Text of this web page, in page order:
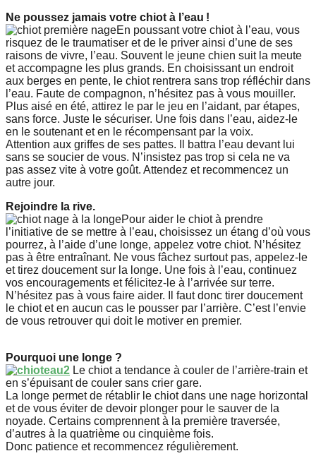
Ne poussez jamais votre chiot à l’eau !
En poussant votre chiot à l’eau, vous
risquez de le traumatiser et de le priver ainsi d’une de ses
raisons de vivre, l’eau. Souvent le jeune chien suit la meute
et accompagne les plus grands. En choisissant un endroit
aux berges en pente, le chiot rentrera sans trop réfléchir dans
l’eau. Faute de compagnon, n’hésitez pas à vous mouiller.
Plus aisé en été, attirez le par le jeu en l’aidant, par étapes,
sans force. Juste le sécuriser. Une fois dans l’eau, aidez-le
en le soutenant et en le récompensant par la voix.
Attention aux griffes de ses pattes. Il battra l’eau devant lui
sans se soucier de vous. N’insistez pas trop si cela ne va
pas assez vite à votre goût. Attendez et recommencez un
autre jour.
Rejoindre la rive.
Pour aider le chiot à prendre
l’initiative de se mettre à l’eau, choisissez un étang d’où vous
pourrez, à l’aide d’une longe, appelez votre chiot. N’hésitez
pas à être entraînant. Ne vous fâchez surtout pas, appelez-le
et tirez doucement sur la longe. Une fois à l’eau, continuez
vos encouragements et félicitez-le à l’arrivée sur terre.
N’hésitez pas à vous faire aider. Il faut donc tirer doucement
le chiot et en aucun cas le pousser par l’arrière. C’est l’envie
de vous retrouver qui doit le motiver en premier.
Pourquoi une longe ?
Le chiot a tendance à couler de l’arrière-train et
en s’épuisant de couler sans crier gare.
La longe permet de rétablir le chiot dans une nage horizontal
et de vous éviter de devoir plonger pour le sauver de la
noyade. Certains comprennent à la première traversée,
d’autres à la quatrième ou cinquième fois.
Donc patience et recommencez régulièrement.